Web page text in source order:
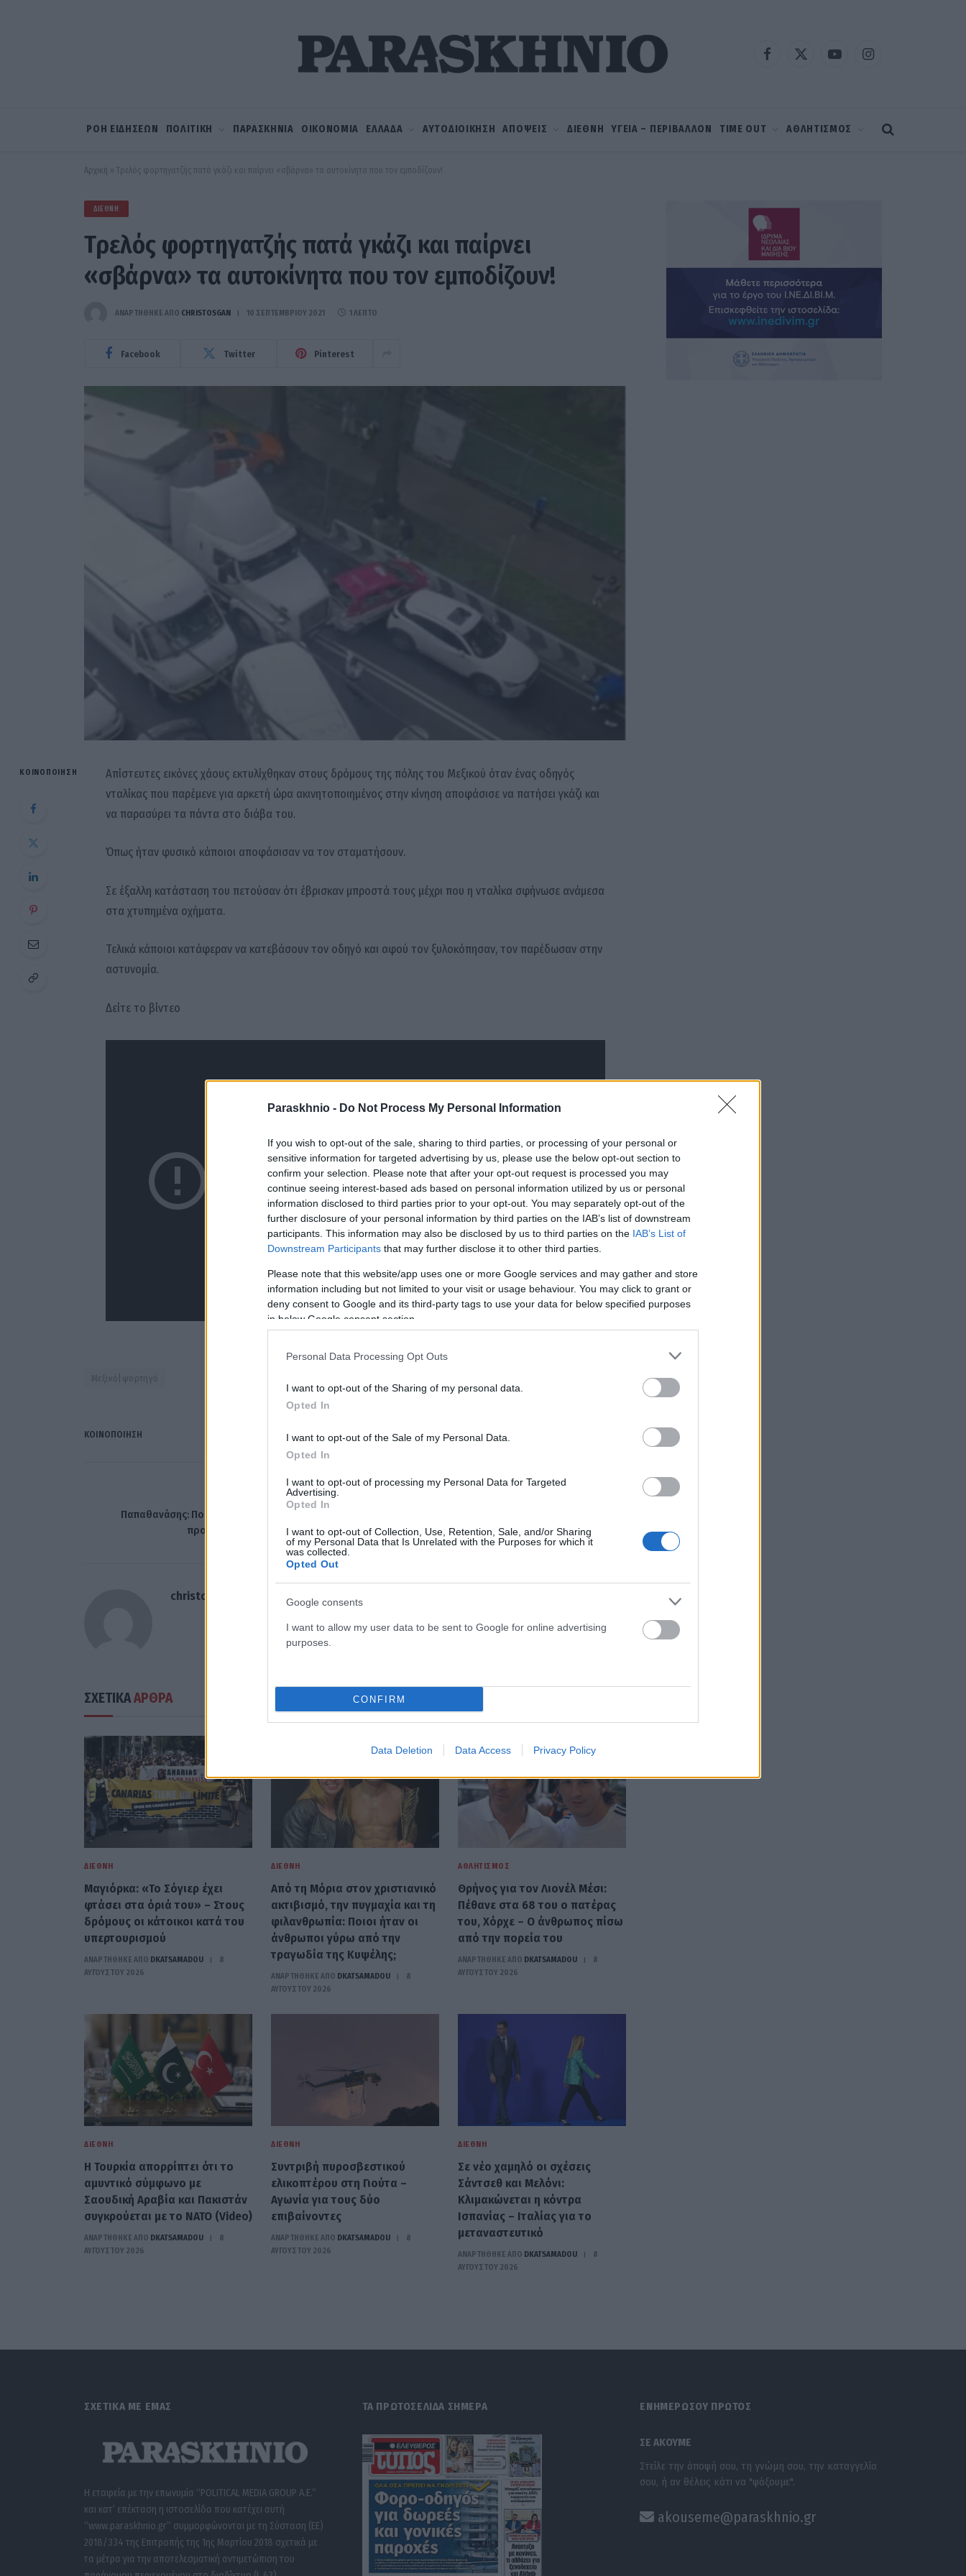
Paraskhnio - Do Not Process My Personal Information
If you wish to opt-out of the sale, sharing to third parties, or processing of your personal or
sensitive information for targeted advertising by us, please use the below opt-out section to
confirm your selection. Please note that after your opt-out request is processed you may
continue seeing interest-based ads based on personal information utilized by us or personal
information disclosed to third parties prior to your opt-out. You may separately opt-out of the
further disclosure of your personal information by third parties on the IAB’s list of downstream
participants. This information may also be disclosed by us to third parties on the IAB’s List of
Downstream Participants that may further disclose it to other third parties.
Please note that this website/app uses one or more Google services and may gather and store
information including but not limited to your visit or usage behaviour. You may click to grant or
deny consent to Google and its third-party tags to use your data for below specified purposes
in below Google consent section.
Personal Data Processing Opt Outs
I want to opt-out of the Sharing of my personal data.
Opted In
I want to opt-out of the Sale of my Personal Data.
Opted In
I want to opt-out of processing my Personal Data for Targeted
Advertising.
Opted In
I want to opt-out of Collection, Use, Retention, Sale, and/or Sharing
of my Personal Data that Is Unrelated with the Purposes for which it
was collected.
Opted Out
Google consents
I want to allow my user data to be sent to Google for online advertising
purposes.
CONFIRM
Data Deletion Data Access Privacy Policy
Facebook
X
YouTubeInstagram
ΡΟΗ ΕΙΔΗΣΕΩΝ ΠΟΛΙΤΙΚΗ ΠΑΡΑΣΚΗΝΙΑ ΟΙΚΟΝΟΜΙΑ ΕΛΛΑΔΑ ΑΥΤΟΔΙΟΙΚΗΣΗ ΑΠΟΨΕΙΣ ΔΙΕΘΝΗ ΥΓΕΙΑ – ΠΕΡΙΒΑΛΛΟΝ TIME OUT ΑΘΛΗΤΙΣΜΟΣ
Αρχική » Τρελός φορτηγατζής πατά γκάζι και παίρνει «σβάρνα» τα αυτοκίνητα που τον εμποδίζουν!
ΔΙΕΘΝΉ
Τρελός φορτηγατζής πατά γκάζι και παίρνει
«σβάρνα» τα αυτοκίνητα που τον εμποδίζουν!
ΑΝΑΡΤΗΘΗΚΕ ΑΠΟ CHRISTOSGAN 10 ΣΕΠΤΕΜΒΡΊΟΥ 2021 1 ΛΕΠΤΌ
Facebook Twitter Pinterest
ΚΟΙΝΟΠΟΊΗΣΗ
Απίστευτες εικόνες χάους εκτυλίχθηκαν στους δρόμους της πόλης του Μεξικού όταν ένας οδηγός
νταλίκας που παρέμενε για αρκετή ώρα ακινητοποιημένος στην κίνηση αποφάσισε να πατήσει γκάζι και
να παρασύρει τα πάντα στο διάβα του.
Όπως ήταν φυσικό κάποιοι αποφάσισαν να τον σταματήσουν.
Σε έξαλλη κατάσταση του πετούσαν ότι έβρισκαν μπροστά τους μέχρι που η νταλίκα σφήνωσε ανάμεσα
στα χτυπημένα οχήματα.
Τελικά κάποιοι κατάφεραν να κατεβάσουν τον οδηγό και αφού τον ξυλοκόπησαν, τον παρέδωσαν στην
αστυνομία.
Δείτε το βίντεο
Μεξικό|φορτηγό
ΚΟΙΝΟΠΟΊΗΣΗ
Facebook Twitter Pinterest LinkedIn
ΠΡΟΗΓΟΎΜΕΝΟ ΆΡΘΡΟ
Παπαθανάσης: Ποια νομοσχέδια έρχονται το
προσεχές διάστημα στη Βουλή
christosgan
ΣΧΕΤΙΚΑΑΡΘΡΑ
ΔΙΕΘΝΉ
Μαγιόρκα: «Το Σόγιερ έχει
φτάσει στα όριά του» – Στους
δρόμους οι κάτοικοι κατά του
υπερτουρισμού
ΑΝΑΡΤΗΘΗΚΕ ΑΠΟ DKATSAMADOU
8
ΑΥΓΟΎΣΤΟΥ 2026
ΔΙΕΘΝΉ
Από τη Μόρια στον χριστιανικό
ακτιβισμό, την πυγμαχία και τη
φιλανθρωπία: Ποιοι ήταν οι
άνθρωποι γύρω από την
τραγωδία της Κυψέλης;
ΑΝΑΡΤΗΘΗΚΕ ΑΠΟ DKATSAMADOU
8
ΑΥΓΟΎΣΤΟΥ 2026
ΑΘΛΗΤΙΣΜΌΣ
Θρήνος για τον Λιονέλ Μέσι:
Πέθανε στα 68 του ο πατέρας
του, Χόρχε – Ο άνθρωπος πίσω
από την πορεία του
ΑΝΑΡΤΗΘΗΚΕ ΑΠΟ DKATSAMADOU
8
ΑΥΓΟΎΣΤΟΥ 2026
ΔΙΕΘΝΉ
Η Τουρκία απορρίπτει ότι το
αμυντικό σύμφωνο με
Σαουδική Αραβία και Πακιστάν
συγκρούεται με το ΝΑΤΟ (Video)
ΑΝΑΡΤΗΘΗΚΕ ΑΠΟ DKATSAMADOU
8
ΑΥΓΟΎΣΤΟΥ 2026
ΔΙΕΘΝΉ
Συντριβή πυροσβεστικού
ελικοπτέρου στη Γιούτα –
Αγωνία για τους δύο
επιβαίνοντες
ΑΝΑΡΤΗΘΗΚΕ ΑΠΟ DKATSAMADOU
8
ΑΥΓΟΎΣΤΟΥ 2026
ΔΙΕΘΝΉ
Σε νέο χαμηλό οι σχέσεις
Σάντσεθ και Μελόνι:
Κλιμακώνεται η κόντρα
Ισπανίας – Ιταλίας για το
μεταναστευτικό
ΑΝΑΡΤΗΘΗΚΕ ΑΠΟ DKATSAMADOU
8
ΑΥΓΟΎΣΤΟΥ 2026
ΣΧΕΤΙΚΑ ΜΕ ΕΜΑΣ
Η εταιρεία με την επωνυμία “POLITICAL MEDIA GROUP A.E.”
και κατ’ επέκταση η ιστοσελίδα που κατέχει αυτή
“www.paraskhnio.gr” συμμορφώνονται με τη Σύσταση (ΕΕ)
2018/334 της Επιτροπής της 1ης Μαρτίου 2018 σχετικά με
τα μέτρα για την αποτελεσματική αντιμετώπιση του
ΤΑ ΠΡΩΤΟΣΕΛΙΔΑ ΣΗΜΕΡΑ ΕΝΗΜΕΡΩΣΟΥ ΠΡΩΤΟΣ
ΣΕ ΑΚΟΥΜΕ
Στείλε την άποψή σου, τη γνώμη σου, την καταγγελία
σου, ή αν θέλεις κάτι να "ψάξουμε".
akouseme@paraskhnio.gr